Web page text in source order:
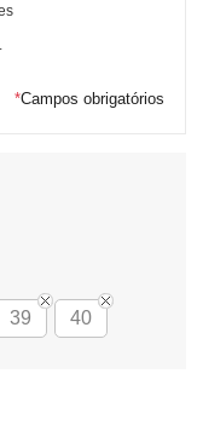
*Campos obrigatórios
39 40